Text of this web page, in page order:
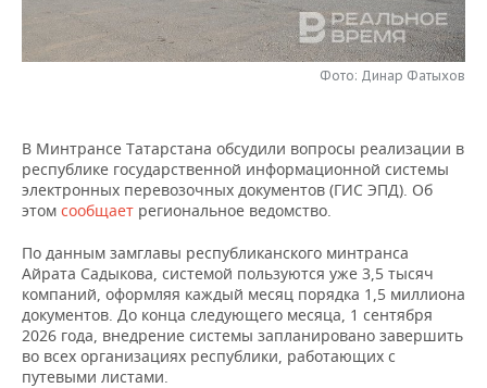
ТЕЛЕКОММУНИКАЦИИ
БИЗНЕС-БРАНЧИ
ФУТБОЛ
ВОЛЕЙБОЛ
КИБЕРСПОРТ
ФИГУРНОЕ КАТАНИЕ
ВОДНЫЕ ВИДЫ СПОРТА
ХОККЕЙ С МЯЧОМ
НОВОСТИ ОБЩЕСТВА
ИСТОРИЯ
КУЛЬТУРА
МЕДИЦИНА
ОБРАЗОВАНИЕ
ПРОИСШЕСТВИЯ
ФОТОГАЛЕРЕЯ
СПИСОК ПЕРСОН
СПИСОК КОМПАНИЙ
ПОЛНАЯ ВЕРСИЯ
Фото: Динар Фатыхов
В Минтрансе Татарстана обсудили вопросы реализации в
республике государственной информационной системы
электронных перевозочных документов (ГИС ЭПД). Об
этом сообщает региональное ведомство.
По данным замглавы республиканского минтранса
Айрата Садыкова, системой пользуются уже 3,5 тысяч
компаний, оформляя каждый месяц порядка 1,5 миллиона
документов. До конца следующего месяца, 1 сентября
2026 года, внедрение системы запланировано завершить
во всех организациях республики, работающих с
путевыми листами.